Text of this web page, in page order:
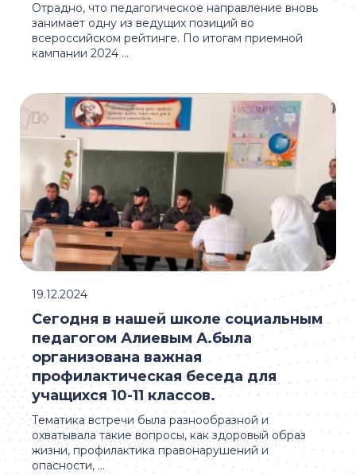
Отрадно, что педагогическое направление вновь
занимает одну из ведущих позиций во
всероссийском рейтинге. По итогам приемной
кампании 2024 ...
Тематика встречи была разнообразной и
охватывала такие вопросы, как здоровый образ
жизни, профилактика правонарушений и
опасности, ...
Сегодня в нашей школе социальным
педагогом Алиевым А.была
организована важная
профилактическая беседа для
учащихся 10-11 классов.
19.12.2024